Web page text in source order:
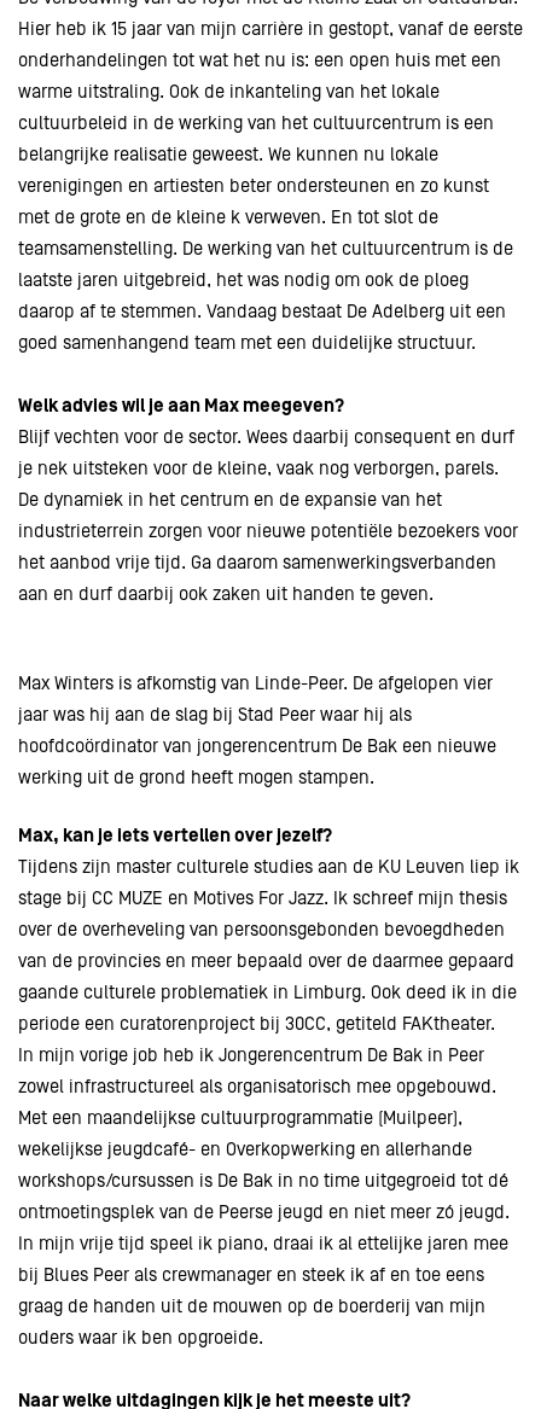
Hier heb ik 15 jaar van mijn carrière in gestopt, vanaf de eerste
onderhandelingen tot wat het nu is: een open huis met een
warme uitstraling. Ook de inkanteling van het lokale
cultuurbeleid in de werking van het cultuurcentrum is een
belangrijke realisatie geweest. We kunnen nu lokale
verenigingen en artiesten beter ondersteunen en zo kunst
met de grote en de kleine k verweven. En tot slot de
teamsamenstelling. De werking van het cultuurcentrum is de
laatste jaren uitgebreid, het was nodig om ook de ploeg
daarop af te stemmen. Vandaag bestaat De Adelberg uit een
goed samenhangend team met een duidelijke structuur.
Welk advies wil je aan Max meegeven?
Blijf vechten voor de sector. Wees daarbij consequent en durf
je nek uitsteken voor de kleine, vaak nog verborgen, parels.
De dynamiek in het centrum en de expansie van het
industrieterrein zorgen voor nieuwe potentiële bezoekers voor
het aanbod vrije tijd. Ga daarom samenwerkingsverbanden
aan en durf daarbij ook zaken uit handen te geven.
Max Winters is afkomstig van Linde-Peer. De afgelopen vier
jaar was hij aan de slag bij Stad Peer waar hij als
hoofdcoördinator van jongerencentrum De Bak een nieuwe
werking uit de grond heeft mogen stampen.
Max, kan je iets vertellen over jezelf?
Tijdens zijn master culturele studies aan de KU Leuven liep ik
stage bij CC MUZE en Motives For Jazz. Ik schreef mijn thesis
over de overheveling van persoonsgebonden bevoegdheden
van de provincies en meer bepaald over de daarmee gepaard
gaande culturele problematiek in Limburg. Ook deed ik in die
periode een curatorenproject bij 30CC, getiteld FAKtheater.
In mijn vorige job heb ik Jongerencentrum De Bak in Peer
zowel infrastructureel als organisatorisch mee opgebouwd.
Met een maandelijkse cultuurprogrammatie (Muilpeer),
wekelijkse jeugdcafé- en Overkopwerking en allerhande
workshops/cursussen is De Bak in no time uitgegroeid tot dé
ontmoetingsplek van de Peerse jeugd en niet meer zó jeugd.
In mijn vrije tijd speel ik piano, draai ik al ettelijke jaren mee
bij Blues Peer als crewmanager en steek ik af en toe eens
graag de handen uit de mouwen op de boerderij van mijn
ouders waar ik ben opgroeide.
Naar welke uitdagingen kijk je het meeste uit?